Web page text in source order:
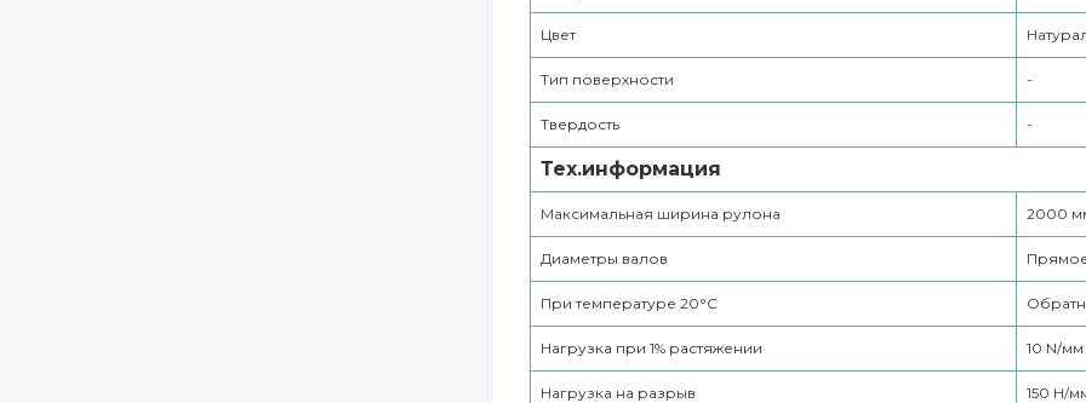
Цвет
Тип поверхности -
Твердость -
Тех.информация
Максимальная ширина рулона 2000
Диаметры валов
При температуре 20°С
Нагрузка при 1% растяжении 10 N/мм
Нагрузка на разрыв 150 Н/